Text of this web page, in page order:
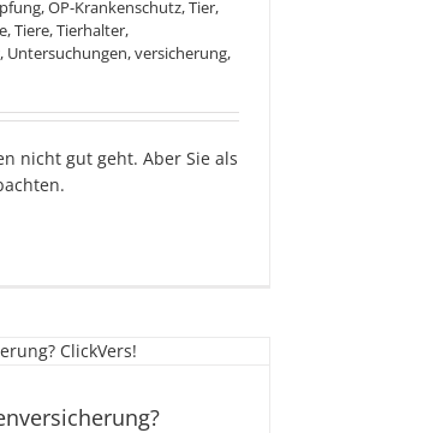
,OP-Krankenschutz,Tier,
,Tiere,Tierhalter,
, Untersuchungen,versicherung,
nicht gut geht. Aber Sie als
eine